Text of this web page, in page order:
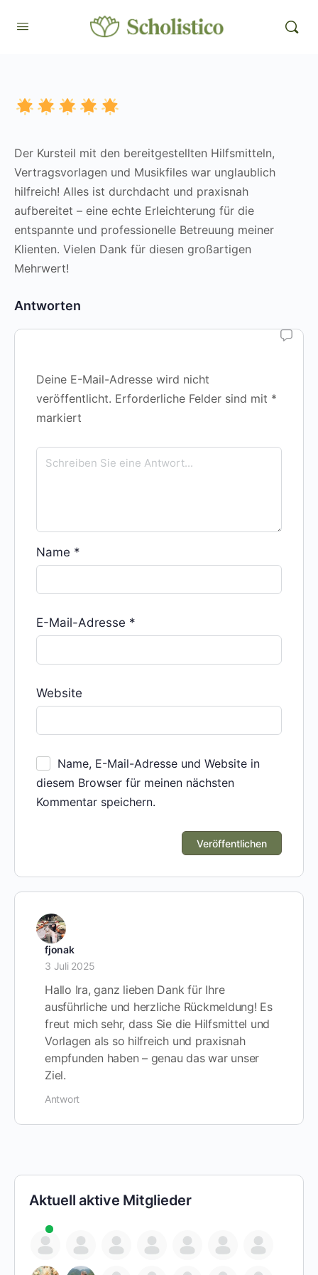
Der Kursteil mit den bereitgestellten Hilfsmitteln,
Vertragsvorlagen und Musikfiles war unglaublich
hilfreich! Alles ist durchdacht und praxisnah
aufbereitet – eine echte Erleichterung für die
entspannte und professionelle Betreuung meiner
Klienten. Vielen Dank für diesen großartigen
Mehrwert!
Antworten
Deine E-Mail-Adresse wird nicht
veröffentlicht. Erforderliche Felder sind mit *
markiert
Name *
E-Mail-Adresse *
Website
Name, E-Mail-Adresse und Website in
diesem Browser für meinen nächsten
Kommentar speichern.
fjonak
3 Juli 2025
Hallo Ira, ganz lieben Dank für Ihre
ausführliche und herzliche Rückmeldung! Es
freut mich sehr, dass Sie die Hilfsmittel und
Vorlagen als so hilfreich und praxisnah
empfunden haben – genau das war unser
Ziel.
Antwort
Aktuell aktive Mitglieder